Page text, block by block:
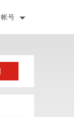
帐号